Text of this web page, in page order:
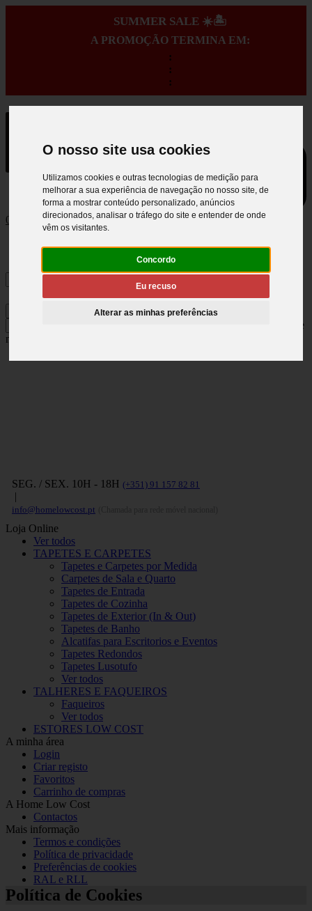
O nosso site usa cookies
Utilizamos cookies e outras tecnologias de medição para
melhorar a sua experiência de navegação no nosso site, de
forma a mostrar conteúdo personalizado, anúncios
direcionados, analisar o tráfego do site e entender de onde
vêm os visitantes.
Concordo
Eu recuso
Alterar as minhas preferências
SUMMER SALE ☀️🏝️
A PROMOÇÃO TERMINA EM:
:
:
:
0
Carregue no ENTER para pesquisar e
no ESC para fechar
SEG. / SEX. 10H - 18H (+351) 91 157 82 81
|
info@homelowcost.pt
Loja Online
Ver todos
TAPETES E CARPETES
Tapetes e Carpetes por Medida
Carpetes de Sala e Quarto
Tapetes de Entrada
Tapetes de Cozinha
Tapetes de Exterior (In & Out)
Tapetes de Banho
Alcatifas para Escritorios e Eventos
Tapetes Redondos
Tapetes Lusotufo
Ver todos
TALHERES E FAQUEIROS
Faqueiros
Ver todos
ESTORES LOW COST
A minha área
Login
Criar registo
Favoritos
Carrinho de compras
A Home Low Cost
Contactos
Mais informação
Termos e condições
Política de privacidade
Preferências de cookies
RAL e RLL
Política de Cookies